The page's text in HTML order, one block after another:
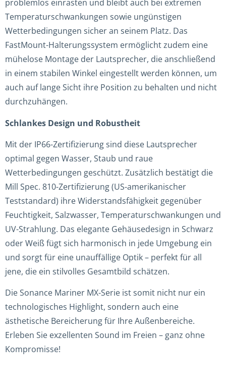
problemlos einrasten und bleibt auch bei extremen
Temperaturschwankungen sowie ungünstigen
Wetterbedingungen sicher an seinem Platz. Das
FastMount-Halterungssystem ermöglicht zudem eine
mühelose Montage der Lautsprecher, die anschließend
in einem stabilen Winkel eingestellt werden können, um
auch auf lange Sicht ihre Position zu behalten und nicht
durchzuhängen.
Schlankes Design und Robustheit
Mit der IP66-Zertifizierung sind diese Lautsprecher
optimal gegen Wasser, Staub und raue
Wetterbedingungen geschützt. Zusätzlich bestätigt die
Mill Spec. 810-Zertifizierung (US-amerikanischer
Teststandard) ihre Widerstandsfähigkeit gegenüber
Feuchtigkeit, Salzwasser, Temperaturschwankungen und
UV-Strahlung. Das elegante Gehäusedesign in Schwarz
oder Weiß fügt sich harmonisch in jede Umgebung ein
und sorgt für eine unauffällige Optik – perfekt für all
jene, die ein stilvolles Gesamtbild schätzen.
Die Sonance Mariner MX-Serie ist somit nicht nur ein
technologisches Highlight, sondern auch eine
ästhetische Bereicherung für Ihre Außenbereiche.
Erleben Sie exzellenten Sound im Freien – ganz ohne
Kompromisse!